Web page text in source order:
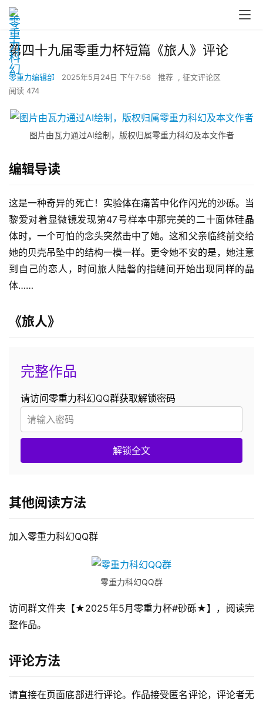
第四十九届零重力杯短篇《旅人》评论
零重力编辑部 2025年5月24日 下午7:56 推荐 , 征文评论区
阅读 474
图片由瓦力通过AI绘制，版权归属零重力科幻及本文作者
编辑导读
这是一种奇异的死亡！实验体在痛苦中化作闪光的沙砾。当
黎爱对着显微镜发现第47号样本中那完美的二十面体硅晶
体时，一个可怕的念头突然击中了她。这和父亲临终前交给
她的贝壳吊坠中的结构一模一样。更令她不安的是，她注意
到自己的恋人，时间旅人陆磐的指缝间开始出现同样的晶
体……
《旅人》
完整作品
请访问零重力科幻QQ群获取解锁密码
解锁全文
其他阅读方法
加入零重力科幻QQ群
零重力科幻QQ群
访问群文件夹【★2025年5月零重力杯#砂砾★】，阅读完
整作品。
评论方法
请直接在页面底部进行评论。作品接受匿名评论，评论者无